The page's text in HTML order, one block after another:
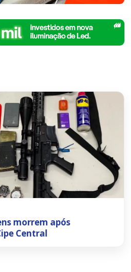
morrem após
Central